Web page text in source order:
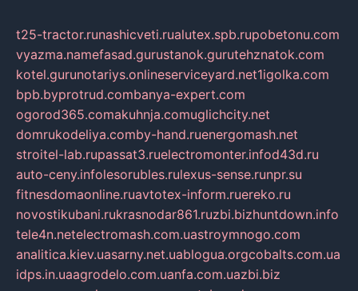
t25-tractor.runashicveti.rualutex.spb.rupobetonu.com
vyazma.namefasad.gurustanok.gurutehznatok.com
kotel.gurunotariys.onlineserviceyard.net1igolka.com
bpb.byprotrud.combanya-expert.com
ogorod365.comakuhnja.comuglichcity.net
domrukodeliya.comby-hand.ruenergomash.net
stroitel-lab.rupassat3.ruelectromonter.infod43d.ru
auto-ceny.infolesorubles.rulexus-sense.runpr.su
fitnesdomaonline.ruavtotex-inform.ruereko.ru
novostikubani.rukrasnodar861.ruzbi.bizhuntdown.info
tele4n.netelectromash.com.uastroymnogo.com
analitica.kiev.uasarny.net.uablogua.orgcobalts.com.ua
idps.in.uaagrodelo.com.uanfa.com.uazbi.biz